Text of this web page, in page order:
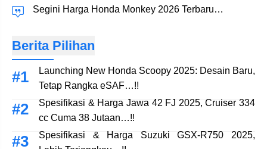
Segini Harga Honda Monkey 2026 Terbaru…
Berita Pilihan
Launching New Honda Scoopy 2025: Desain Baru,
Tetap Rangka eSAF…!!
Spesifikasi & Harga Jawa 42 FJ 2025, Cruiser 334
cc Cuma 38 Jutaan…!!
Spesifikasi & Harga Suzuki GSX-R750 2025,